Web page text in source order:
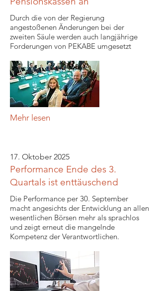
Durch die von der Regierung
angestoßenen Änderungen bei der
zweiten Säule werden auch langjährige
Forderungen von PEKABE umgesetzt
Mehr lesen
17. Oktober 2025
Performance Ende des 3.
Quartals ist enttäuschend
Die Performance per 30. September
macht angesichts der Entwicklung an allen
wesentlichen Börsen mehr als sprachlos
und zeigt erneut die mangelnde
Kompetenz der Verantwortlichen.